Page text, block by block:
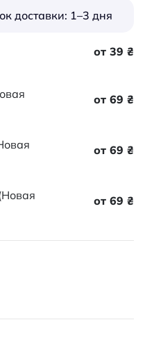
доставки: 1–3 дня
от 39 ₴
от 69 ₴
от 69 ₴
от 69 ₴